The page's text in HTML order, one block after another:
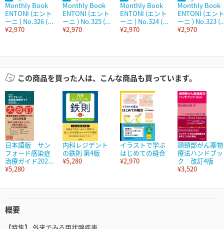
Monthly Book
ENTONI (エント
ーニ ) No.326 (...
¥2,970
Monthly Book
ENTONI (エント
ーニ ) No.325 (...
¥2,970
Monthly Book
ENTONI (エント
ーニ ) No.324 (...
¥2,970
Monthly Book
ENTONI (エント
ーニ ) No.323
¥2,970
この商品を買った人は、こんな商品も買っています。
日本語版 サン
フォード感染症
治療ガイド202...
¥5,280
内科レジデント
の鉄則 第4版
¥5,280
イラストで学ぶ
はじめての縫合
¥2,970
頭頸部がん薬物
療法ハンドブッ
ク 改訂4版
¥3,520
概要